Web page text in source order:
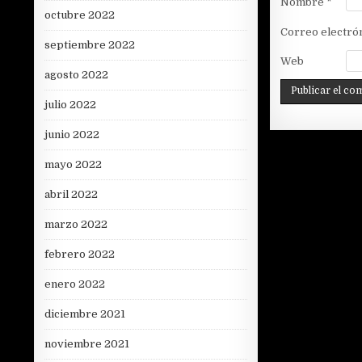
Correo
Web
octubre 2022
septiembre 2022
agosto 2022
julio 2022
junio 2022
mayo 2022
abril 2022
marzo 2022
febrero 2022
enero 2022
diciembre 2021
noviembre 2021